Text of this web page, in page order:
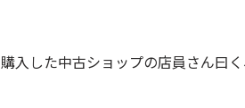
購入した中古ショップの店員さん曰く